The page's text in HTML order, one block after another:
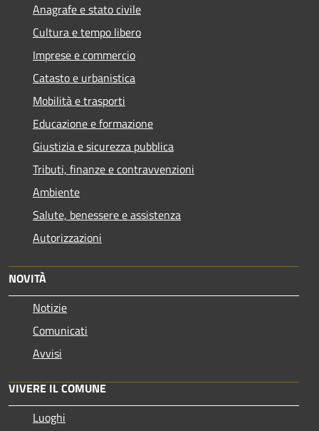
Anagrafe e stato civile
Cultura e tempo libero
Imprese e commercio
Catasto e urbanistica
Mobilità e trasporti
Educazione e formazione
Giustizia e sicurezza pubblica
Tributi, finanze e contravvenzioni
Ambiente
Salute, benessere e assistenza
Autorizzazioni
NOVITÀ
Notizie
Comunicati
Avvisi
VIVERE IL COMUNE
Luoghi